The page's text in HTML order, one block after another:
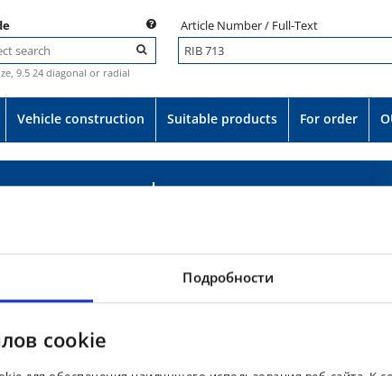
Подробности
cookie
Article Number / Full-Text
9.5 24 diagonal or radial
Vehicle construction Suitable products For order